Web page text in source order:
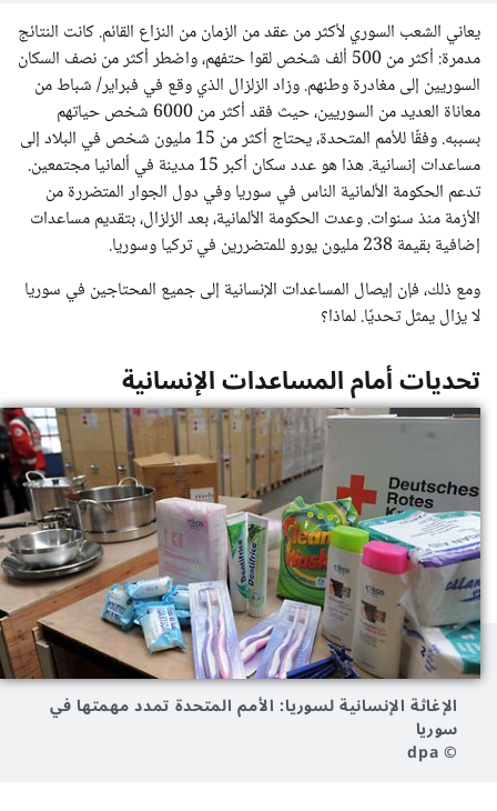
يعاني الشعب السوري لأكثر من عقد من الزمان من النزاع القائم. كانت النتائج
مدمرة: أكثر من 500 ألف شخص لقوا حتفهم، واضطر أكثر من نصف السكان
السوريين إلى مغادرة وطنهم. وزاد الزلزال الذي وقع في فبراير/ شباط من
معاناة العديد من السوريين، حيث فقد أكثر من 6000 شخص حياتهم
بسببه. وفقًا للأمم المتحدة، يحتاج أكثر من 15 مليون شخص في البلاد إلى
مساعدات إنسانية. هذا هو عدد سكان أكبر 15 مدينة في ألمانيا مجتمعين.
تدعم الحكومة الألمانية الناس في سوريا وفي دول الجوار المتضررة من
الأزمة منذ سنوات. وعدت الحكومة الألمانية، بعد الزلزال، بتقديم مساعدات
إضافية بقيمة 238 مليون يورو للمتضررين في تركيا وسوريا.
ومع ذلك، فإن إيصال المساعدات الإنسانية إلى جميع المحتاجين في سوريا
لا يزال يمثل تحديًا. لماذا؟
تحديات أمام المساعدات الإنسانية
الإغاثة الإنسانية لسوريا: الأمم المتحدة تمدد مهمتها في
سوريا
© dpa